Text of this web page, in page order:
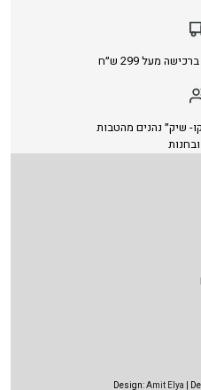
מעל 299 ש״ח
שיק״ נהנים מהטבות
Design:Amit Elya |